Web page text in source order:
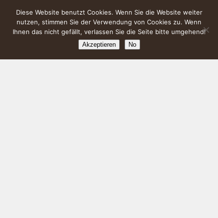
Diese Website benutzt Cookies. Wenn Sie die Website weiter
nutzen, stimmen Sie der Verwendung von Cookies zu. Wenn
Ihnen das nicht gefällt, verlassen Sie die Seite bitte umgehend!
Akzeptieren No